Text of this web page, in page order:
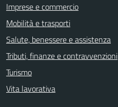
Imprese e commercio
Mobilità e trasporti
Salute, benessere e assistenza
Tributi, finanze e contravvenzioni
Turismo
Vita lavorativa